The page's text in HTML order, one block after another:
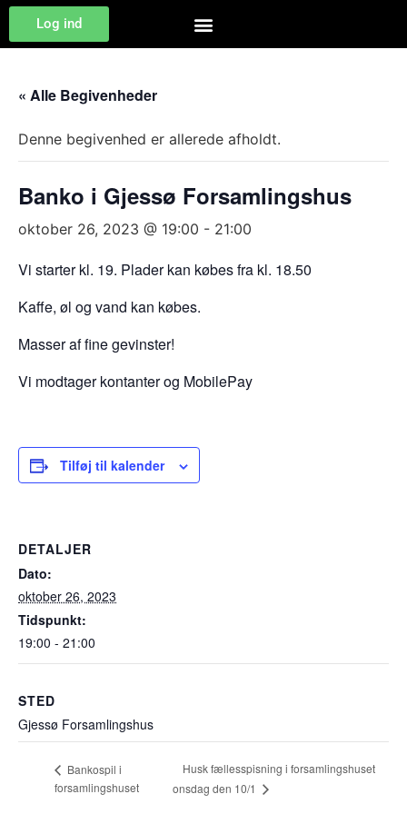
Log ind
« Alle Begivenheder
Denne begivenhed er allerede afholdt.
Banko i Gjessø Forsamlingshus
oktober 26, 2023 @ 19:00 - 21:00
Vi starter kl. 19. Plader kan købes fra kl. 18.50
Kaffe, øl og vand kan købes.
Masser af fine gevinster!
Vi modtager kontanter og MobilePay
Tilføj til kalender
DETALJER
Dato:
oktober 26, 2023
Tidspunkt:
19:00 - 21:00
STED
Gjessø Forsamlingshus
Bankospil i
forsamlingshuset
Husk fællesspisning i forsamlingshuset
onsdag den 10/1